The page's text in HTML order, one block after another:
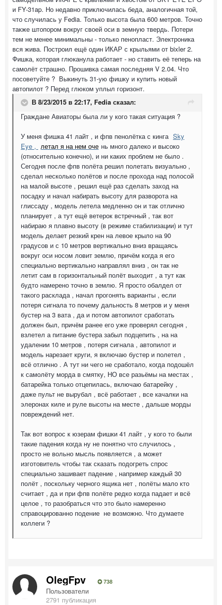
и FY-31ap. Но недавно приключилась беда, аналогичная той,
что случилась у Fedia. Только высота была 600 метров. Точно
также штопором вокруг своей оси в земную твердь. Потери
тем не менее минимальны - только пенопласт. Электроника
вся жива. Построил ещё один ИКАР с крыльями от bixler 2.
Фишка, которая глюканула работает - но ставить её теперь на
самолёт страшно. Прошивка самая последняя V 2.04. Что
посоветуйте ? Выкинуть 31-ую фишку и купить новый
автопилот ? Перед глюком уплыл горизонт.
В 8/23/2015 в 22:17, Fedia сказал:
Граждане Авиаторы была ли у кого такая ситуация ?
У меня фишка 41 лайт , и фпв пенолётка с кинга Sky
Eye , летал я на нем оче нь много далеко и высоко
(относительно конечно), и ни каких проблем не было .
Сегодня после фпв полёта решил полетать визуально ,
сделал несколько полётов и после прохода над полосой
на малой высоте , решил ещё раз сделать заход на
посадку и начал набирать высоту для разворота на
глиссаду , модель летела медленно он и так отлично
планирует , а тут ещё ветерок встречный , так вот
набираю я плавно высоту (в режиме стабилизации) и тут
модель делает резкий крен на левое крыло на 90
градусов и с 10 метров вертикально вниз вращаясь
вокруг оси носом ловит землю, причём когда я его
специально вертикально направлял вниз , он так не
летит сам в горизонтальный полёт выходит , а тут как
будто намерено точно в землю. Я просто обалдел от
такого расклада , начал прогонять варианты , если
потеря сигнала то почему дальность 8 метров и у меня
бустер на 3 вата , да и потом автопилот сработать
должен был, причём ранее его уже проверял сегодня ,
взлетел а питание бустера забыл подцепить , на на
удалении 10 метров , потеря сигнала , автопилот и
модель нарезает круги, я включаю бустер и полетел ,
всё отлично . А тут ни чего не сработало, когда подошёл
к самолёту морда в смятку, НО все разьёмы на местах ,
батарейка только отцепилась, включаю батарейку ,
даже пульт не вырубал , всё работает , все качалки на
элеронах киле и руле высоты на месте , дальше морды
повреждений нет.
Так вот вопрос к юзерам фишки 41 лайт , у кого то были
такие падения когда ну не понятно что случилось ,
просто не вольно мысль появляется , а может
изготовитель чтобы так сказать подогреть спрос
специально зашивает падение , например каждый 30
полёт , поскольку черного ящика нет , полёты мало кто
считает , да и при фпв полёте редко когда падает и всё
целое , то разобраться что это было намеренно
справоцированно подение не возможно. Что думаете
коллеги ?
OlegFpv 738
Пользователи
2791 публикация